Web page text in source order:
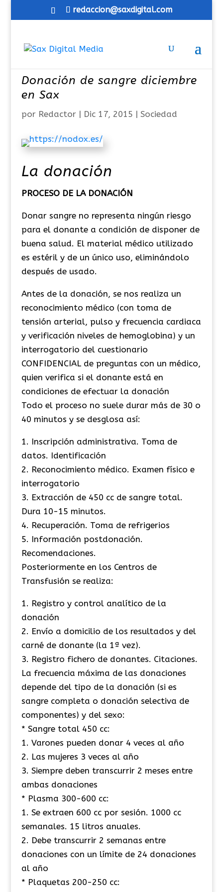
redaccion@saxdigital.com
Donación de sangre diciembre
en Sax
por Redactor| Dic 17, 2015 | Sociedad
La donación
PROCESO DE LA DONACIÓN
Donar sangre no representa ningún riesgo
para el donante a condición de disponer de
buena salud. El material médico utilizado
es estéril y de un único uso, eliminándolo
después de usado.
Antes de la donación, se nos realiza un
reconocimiento médico (con toma de
tensión arterial, pulso y frecuencia cardiaca
y verificación niveles de hemoglobina) y un
interrogatorio del cuestionario
CONFIDENCIAL de preguntas con un médico,
quien verifica si el donante está en
condiciones de efectuar la donación
Todo el proceso no suele durar más de 30 o
40 minutos y se desglosa así:
1. Inscripción administrativa. Toma de
datos. Identificación
2. Reconocimiento médico. Examen físico e
interrogatorio
3. Extracción de 450 cc de sangre total.
Dura 10-15 minutos.
4. Recuperación. Toma de refrigerios
5. Información postdonación.
Recomendaciones.
Posteriormente en los Centros de
Transfusión se realiza:
1. Registro y control analítico de la
donación
2. Envío a domicilio de los resultados y del
carné de donante (la 1ª vez).
3. Registro fichero de donantes. Citaciones.
La frecuencia máxima de las donaciones
depende del tipo de la donación (si es
sangre completa o donación selectiva de
componentes) y del sexo:
* Sangre total 450 cc:
1. Varones pueden donar 4 veces al año
2. Las mujeres 3 veces al año
3. Siempre deben transcurrir 2 meses entre
ambas donaciones
* Plasma 300-600 cc:
1. Se extraen 600 cc por sesión. 1000 cc
semanales. 15 litros anuales.
2. Debe transcurrir 2 semanas entre
donaciones con un límite de 24 donaciones
al año
* Plaquetas 200-250 cc: